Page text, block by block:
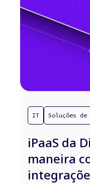
IT Soluções
iPaaS da
maneira